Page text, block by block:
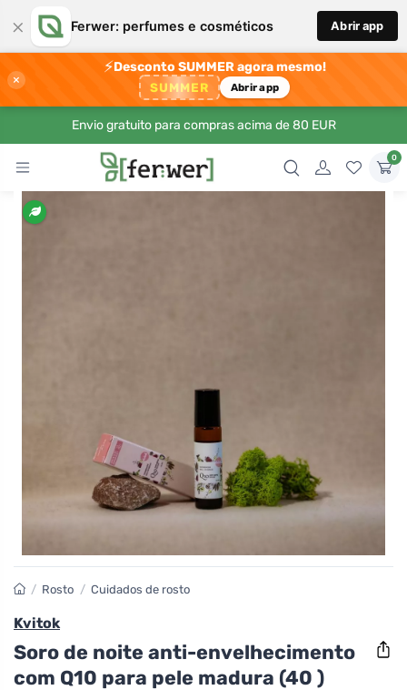
× Ferwer: perfumes e cosméticos Abrir app
×
⚡Desconto SUMMER agora mesmo!
SUMMER Abrir app
Envio gratuito para compras acima de 80 EUR
0
/ Rosto / Cuidados de rosto
Kvitok
Soro de noite anti-envelhecimento
com Q10 para pele madura (40 )